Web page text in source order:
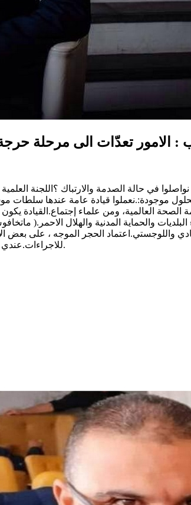
: الامور تعدّات الى مرحلة
في حالة الصدمة والارتباك ؟اللجنة
موجودة:.نعملوا قيادة عامة عندها سلطات
الصحة العالمية، ومن علماء
والحماية المدنية والهلال الاحمر.(
واللوجستي.اعتماد الحجر الموجه ، على بعض
للاجراءات.عندي شخصين في مخي وهوما يعرفوا رواحهم، اتمنى ان يسمعني السياسي.